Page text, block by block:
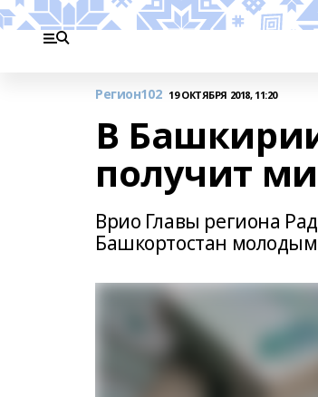
Регион102 19 ОКТЯБРЯ 2018, 11:20
В
получит
Врио Главы региона
Башкортостан